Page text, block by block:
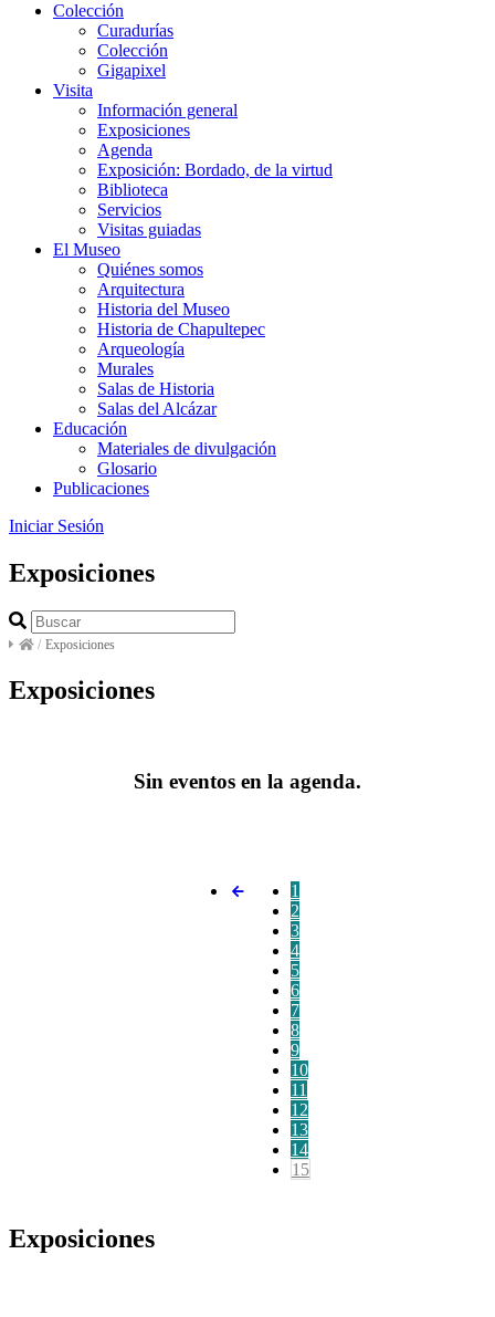
Colección
Curadurías
Colección
Gigapixel
Visita
Información general
Exposiciones
Agenda
Exposición: Bordado, de la virtud
Biblioteca
Servicios
Visitas guiadas
El Museo
Quiénes somos
Arquitectura
Historia del Museo
Historia de Chapultepec
Arqueología
Murales
Salas de Historia
Salas del Alcázar
Educación
Materiales de divulgación
Glosario
Publicaciones
Iniciar Sesión
Exposiciones
/ Exposiciones
Exposiciones
Sin eventos en la agenda.
1
2
3
4
5
6
7
8
9
10
11
12
13
14
15
Exposiciones